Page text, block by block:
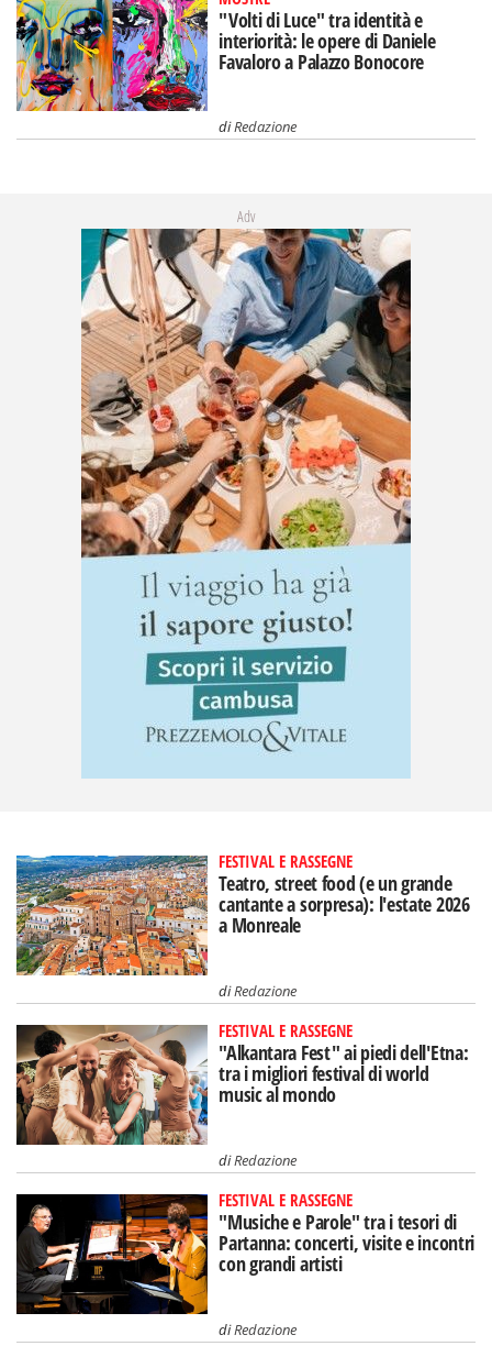
"Volti di Luce" tra identità e
interiorità: le opere di Daniele
Favaloro a Palazzo Bonocore
diRedazione
Adv
FESTIVAL E RASSEGNE
Teatro, street food (e un grande
cantante a sorpresa): l'estate 2026
a Monreale
diRedazione
FESTIVAL E RASSEGNE
"Alkantara Fest" ai piedi dell'Etna:
tra i migliori festival di world
music al mondo
diRedazione
FESTIVAL E RASSEGNE
"Musiche e Parole" tra i tesori di
Partanna: concerti, visite e incontri
con grandi artisti
diRedazione